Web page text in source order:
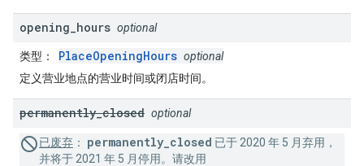
opening hours optional
类型 ： PlaceOpeningHours optional
定义营业地点的营业时间或闭店时间。
permanently_closed optional
已废弃 ： permanently_closed 已于 2020 年 5 月弃用，
并将于 2021 年 5 月停用。请改用